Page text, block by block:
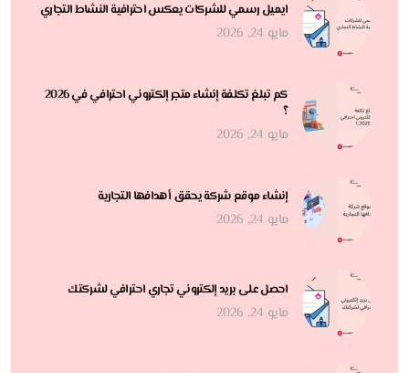
ايميل رسمي للشركات يعكس احترافية النشاط التجاري
مايو 24, 2026
كم تبلغ تكلفة إنشاء متجر إلكتروني احترافي في 2026
؟
مايو 24, 2026
إنشاء موقع شركة يحقق أهدافها التجارية
مايو 24, 2026
احصل على بريد إلكتروني تجاري احترافي لشركتك
مايو 24, 2026